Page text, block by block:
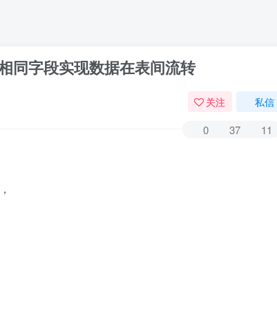
同字段实现数据在表间流转
关注 私信
0 37 11